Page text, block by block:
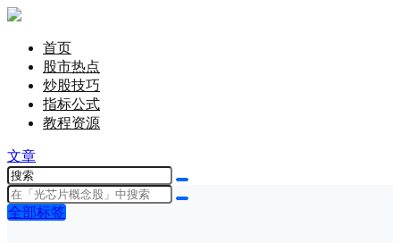
首页
股市热点
炒股技巧
指标公式
教程资源
文章
全部标签